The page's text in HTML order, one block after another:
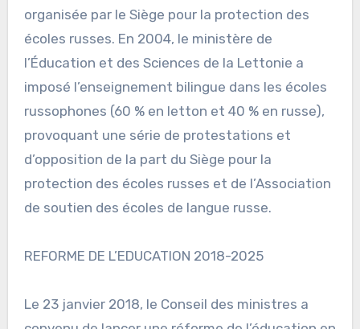
organisée par le Siège pour la protection des
écoles russes. En 2004, le ministère de
l’Éducation et des Sciences de la Lettonie a
imposé l’enseignement bilingue dans les écoles
russophones (60 % en letton et 40 % en russe),
provoquant une série de protestations et
d’opposition de la part du Siège pour la
protection des écoles russes et de l’Association
de soutien des écoles de langue russe.
REFORME DE L’EDUCATION 2018-2025
Le 23 janvier 2018, le Conseil des ministres a